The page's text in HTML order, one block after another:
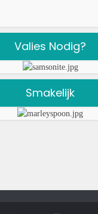
Valies Nodig?
Smakelijk